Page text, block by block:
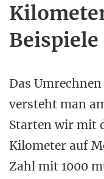
Beispiele
Das
versteht man
Starten wir mit
Kilometer auf
Zahl mit 1000